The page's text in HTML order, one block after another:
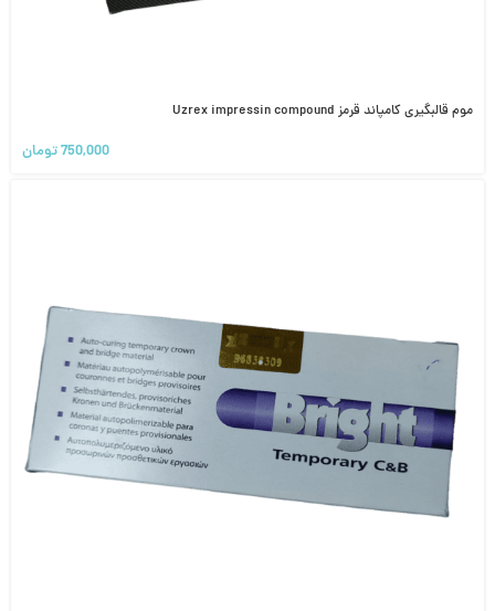
موم قالبگیری کامپاند قرمز Uzrex impressin compound
750,000تومان